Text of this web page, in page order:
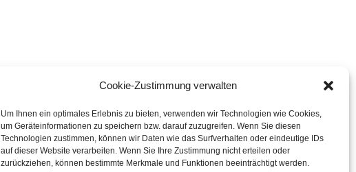
Cookie-Zustimmung verwalten
Um Ihnen ein optimales Erlebnis zu bieten, verwenden wir Technologien wie Cookies,
um Geräteinformationen zu speichern bzw. darauf zuzugreifen. Wenn Sie diesen
Technologien zustimmen, können wir Daten wie das Surfverhalten oder eindeutige IDs
auf dieser Website verarbeiten. Wenn Sie Ihre Zustimmung nicht erteilen oder
zurückziehen, können bestimmte Merkmale und Funktionen beeinträchtigt werden.